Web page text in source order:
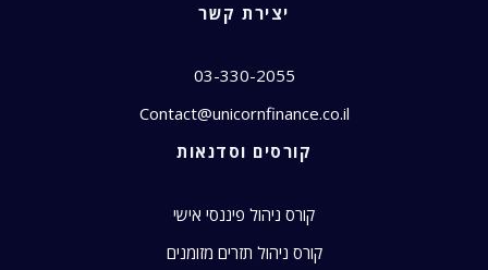
יצירת קשר
03-330-2055
Contact@unicornfinance.co.il
קורסים וסדנאות
קורס ניהול פיננסי אישי
קורס ניהול תזרים מזומנים